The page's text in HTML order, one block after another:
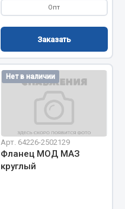
Опт
Заказать
Нет в наличии
Арт. 64226-2502129
Фланец МОД МАЗ
круглый